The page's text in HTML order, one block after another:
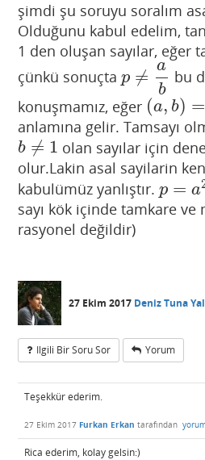
şimdi şu soruyu soralım
Olduğunu kabul edelim,
1 den oluşan sayılar, eğer
çünkü sonuçta p ≠
a
b
p ≠ab
bu
konuşmamız, eğer (a, b) =
(a,b )=1
anlamına gelir. Tamsayı
b ≠ 1
b ≠1 olan sayılar için
olur.Lakin asal sayilarin
kabulümüz yanlıştır. p = a
p =a2
sayı kök içinde tamkare
rasyonel değildir)
27 Ekim 2017 Deniz Tuna
Ilgili Bir Soru Sor Yorum
Teşekkür ederim.
27 Ekim 2017 Furkan Erkan tarafından
Rica ederim, kolay gelsin:)